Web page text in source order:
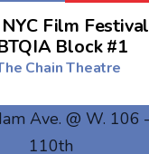
Film Festival
Block #1
Chain Theatre